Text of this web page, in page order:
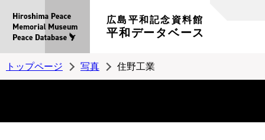
広島平和記念資料館
平和データベース
トップページ 写真 住野工業